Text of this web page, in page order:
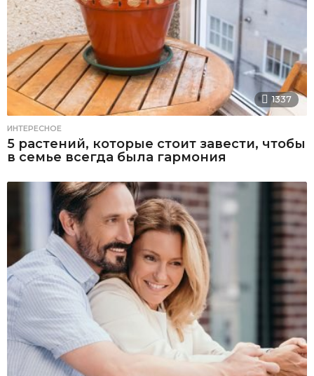
1337
ИНТЕРЕСНОЕ
5 растений, которые стоит завести, чтобы
в семье всегда была гармония